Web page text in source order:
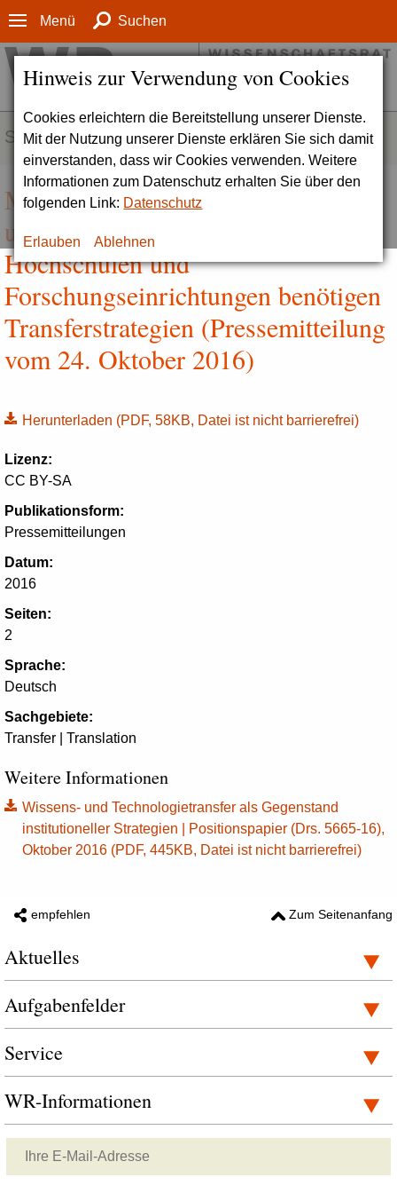
Hinweis zur Verwendung von Cookies
Cookies erleichtern die Bereitstellung unserer Dienste.
Mit der Nutzung unserer Dienste erklären Sie sich damit
einverstanden, dass wir Cookies verwenden. Weitere
Informationen zum Datenschutz erhalten Sie über den
folgenden Link: Datenschutz
Erlauben Ablehnen
Menü Suchen
SERVICE
Mehr Anerkennung für Wissens-
und Technologietransfer |
Hochschulen und
Forschungseinrichtungen benötigen
Transferstrategien (Pressemitteilung
vom 24. Oktober 2016)
Herunterladen (PDF, 58KB, Datei ist nicht barrierefrei)
Lizenz:
CC BY-SA
Publikationsform:
Pressemitteilungen
Datum:
2016
Seiten:
2
Sprache:
Deutsch
Sachgebiete:
Transfer | Translation
Weitere Informationen
Wissens- und Technologietransfer als Gegenstand
institutioneller Strategien | Positionspapier (Drs. 5665-16),
Oktober 2016 (PDF, 445KB, Datei ist nicht barrierefrei)
empfehlen Zum Seitenanfang
Aktuelles
Aufgabenfelder
Service
WR-Informationen